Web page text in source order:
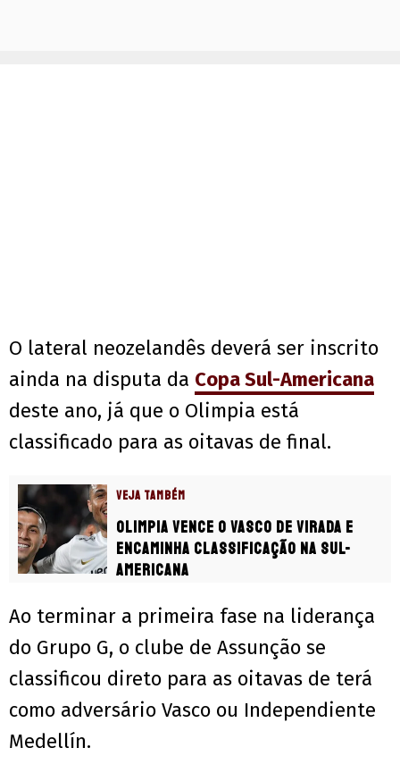
O lateral neozelandês deverá ser inscrito
ainda na disputa da Copa Sul-Americana
deste ano, já que o Olimpia está
classificado para as oitavas de final.
VEJA TAMBÉM
Olimpia vence o Vasco de virada e
encaminha classificação na Sul-
Americana
Ao terminar a primeira fase na liderança
do Grupo G, o clube de Assunção se
classificou direto para as oitavas de terá
como adversário Vasco ou Independiente
Medellín.